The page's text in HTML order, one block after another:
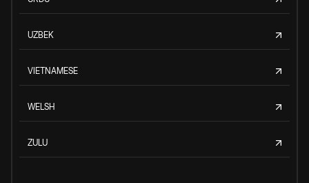
UZBEK
VIETNAMESE
WELSH
ZULU